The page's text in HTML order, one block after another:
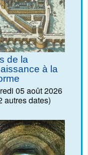
de la
à la
05 août 2026
autres dates)